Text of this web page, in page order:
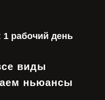
1 рабочий день
виды
ньюансы